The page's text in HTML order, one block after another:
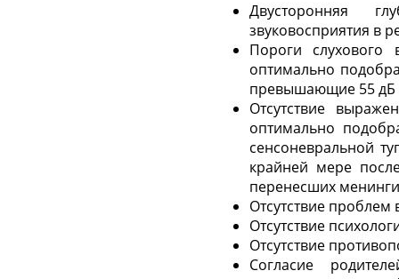
Двусторонняя
звуковосприятия в
Пороги слухового
оптимально
превышающие 55 дБ
Отсутствие
оптимально
сенсоневральной
крайней мере
перенесших
Отсутствие проблем
Отсутствие
Отсутствие
Согласие